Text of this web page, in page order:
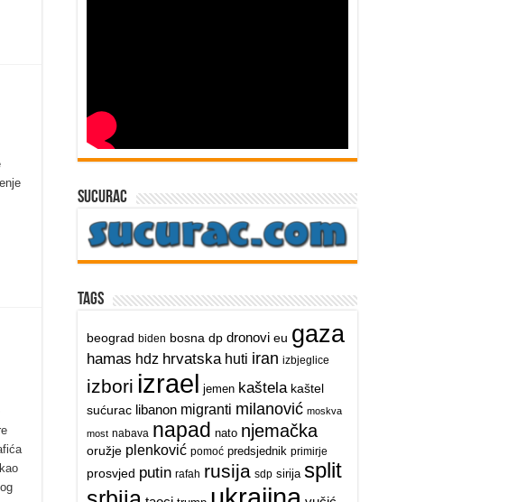
sucurac
Tags
beograd biden bosna dp dronovi eu gaza
hamas hdz hrvatska huti iran izbjeglice
izbori izrael jemen kaštela kaštel
sućurac libanon migranti milanović moskva
most nabava napad nato njemačka
oružje plenković pomoć predsjednik primirje
prosvjed putin rafah rusija sdp sirija split